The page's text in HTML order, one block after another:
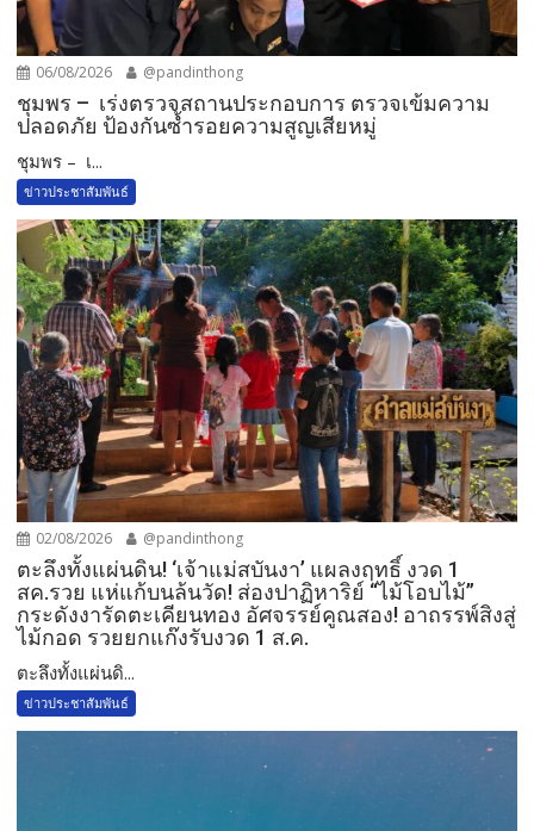
06/08/2026 @pandinthong
ชุมพร – เร่งตรวจสถานประกอบการ ตรวจเข้มความ
ปลอดภัย ป้องกันซ้ำรอยความสูญเสียหมู่
ชุมพร – เ...
ข่าวประชาสัมพันธ์
02/08/2026 @pandinthong
ตะลึงทั้งแผ่นดิน! ‘เจ้าแม่สบันงา’ แผลงฤทธิ์ งวด 1
สค.รวย แห่แก้บนล้นวัด!​ ส่องปาฏิหาริย์ “ไม้โอบไม้”
กระดังงารัดตะเคียนทอง อัศจรรย์คูณสอง! อาถรรพ์สิงสู่
ไม้กอด รวยยกแก๊งรับงวด 1 ส.ค.​
​ตะลึงทั้งแผ่นดิ...
ข่าวประชาสัมพันธ์